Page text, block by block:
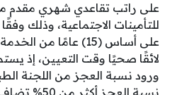
على راتب تقاعدي شهري مقدم
للتأمينات الاجتماعية، وذلك
على أساس (15) عامًا من
لائقًا صحيًا وقت التعيين، إذ
ورود نسبة العجز من اللجنة